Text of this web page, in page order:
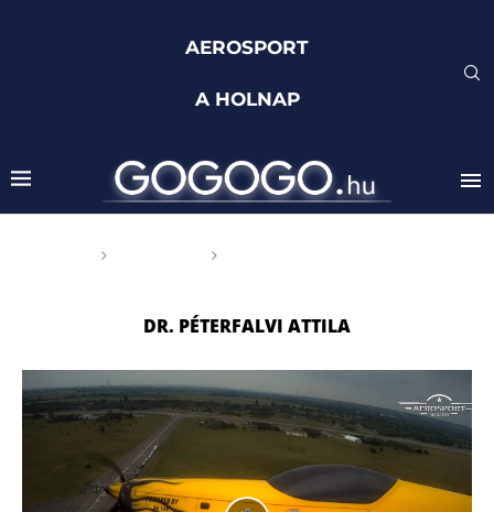
AEROSPORT
A HOLNAP
DR. PÉTERFALVI ATTILA